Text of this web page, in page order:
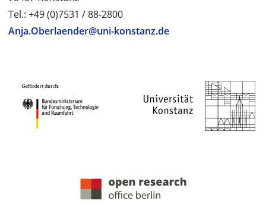
Tel.: +49 (0)7531 / 88-2800
Anja.Oberlaender@uni-konstanz.de